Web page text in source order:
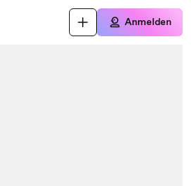
Anmelden